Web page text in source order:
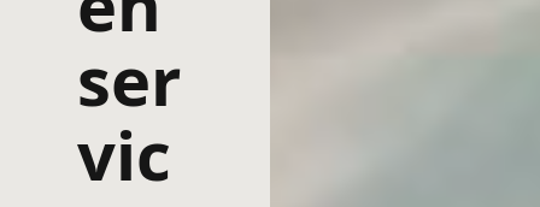
ser
vic